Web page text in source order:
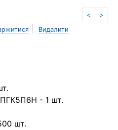
< >
Видалити
- 1 шт.
шт.